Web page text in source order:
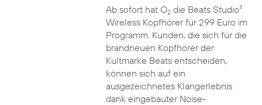
Ab sofort hat O2die Beats Studio³
Wireless Kopfhörer für 299 Euro im
Programm. Kunden, die sich für die
brandneuen Kopfhörer der
Kultmarke Beats entscheiden,
können sich auf ein
ausgezeichnetes Klangerlebnis
dank eingebauter Noise-